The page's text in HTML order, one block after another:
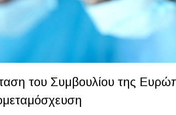
του Συμβουλίου της